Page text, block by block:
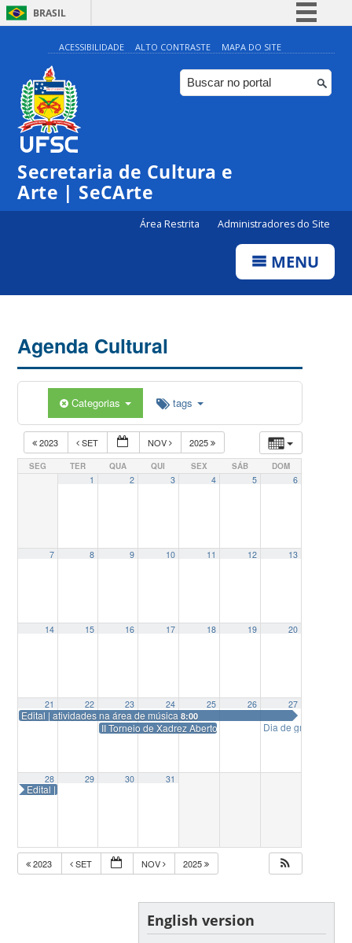
BRASIL
Simplifique!
Comunica BR
Participe
ACESSIBILIDADE ALTO CONTRASTE MAPA DO SITE
Secretaria de Cultura e
Arte | SeCArte
Área Restrita Administradores do Site
MENU
Agenda Cultural
Categorias tags
2023 SET NOV 2025
SEG TER QUA QUI SEX SÁB DOM
1 2 3 4 5 6
7 8 9 10 11 12 13
14 15 16 17 18 19 20
21
Edital | atividades na área de música8:00
22 23
II Torneio de Xadrez Aberto UFSC 18:00
24 25 26 27
Dia de gratuidade |
28
Edital | atividades na área de música
29 30 31
2023 SET NOV 2025
English version